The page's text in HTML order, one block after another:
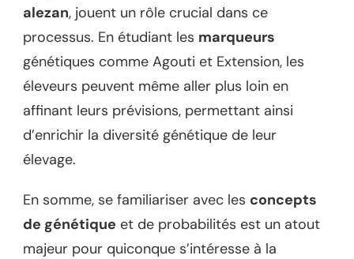
alezan, jouent un rôle crucial dans ce
processus. En étudiant les marqueurs
génétiques comme Agouti et Extension, les
éleveurs peuvent même aller plus loin en
affinant leurs prévisions, permettant ainsi
d’enrichir la diversité génétique de leur
élevage.
En somme, se familiariser avec les concepts
de génétique et de probabilités est un atout
majeur pour quiconque s’intéresse à la